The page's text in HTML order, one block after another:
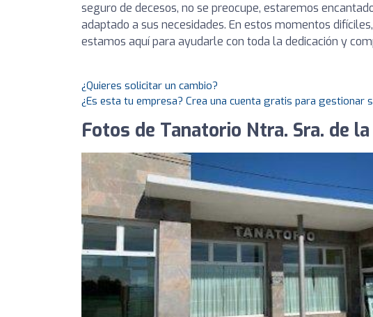
seguro de decesos, no se preocupe, estaremos
adaptado a sus necesidades. En estos momentos
estamos aquí para ayudarle con toda la dedicación y
¿Quieres solicitar un cambio?
¿Es esta tu empresa? Crea una cuenta gratis para gestionar
Fotos de Tanatorio Ntra. Sra. de